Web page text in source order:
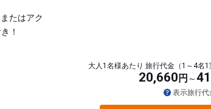
たはアク
！
大人1名様あたり 旅行代金（1～4名1
20,660 円
表示旅行代